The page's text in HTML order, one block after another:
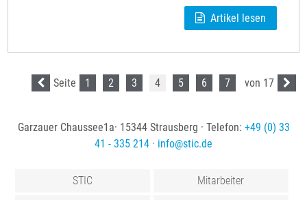
Artikel lesen
Seite 1 2 3 4 5 6 7 von 17
Garzauer Chaussee1a· 15344 Strausberg · Telefon: +49 (0) 33
41 - 335 214 · info@stic.de
STIC Mitarbeiter